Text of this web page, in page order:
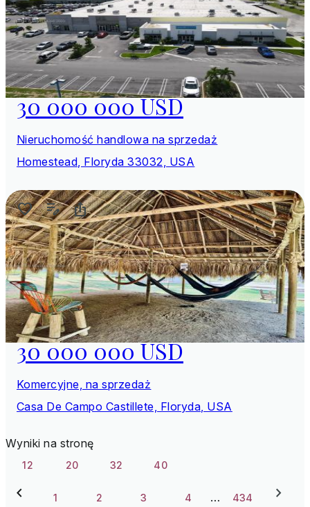
30 000 000 USD
Nieruchomość handlowa na sprzedaż
Homestead, Floryda 33032, USA
30 000 000 USD
Komercyjne, na sprzedaż
Casa De Campo Castillete, Floryda, USA
Wyniki na stronę
12 20 32 40
1 2 3 4 … 434